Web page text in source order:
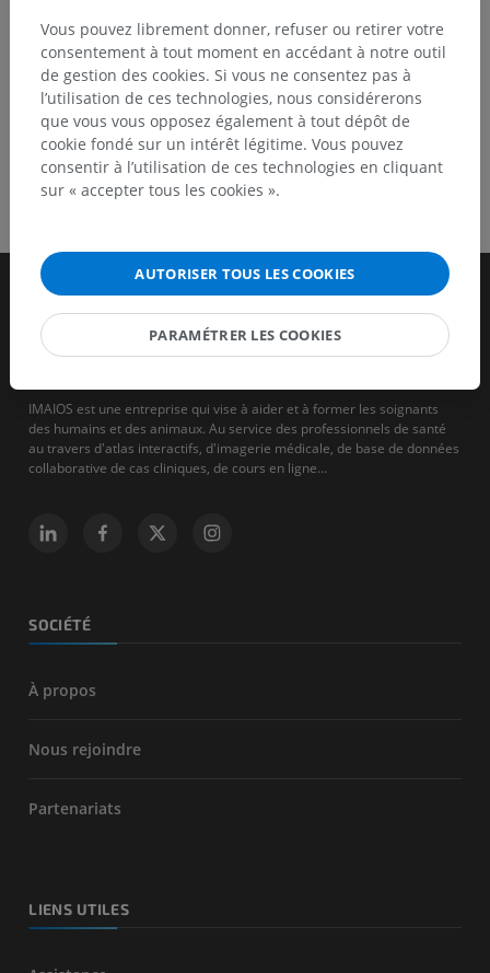
IMAIOS est une entreprise qui vise à aider et à former les soignants
des humains et des animaux. Au service des professionnels de santé
au travers d'atlas interactifs, d'imagerie médicale, de base de données
collaborative de cas cliniques, de cours en ligne...
SOCIÉTÉ
À propos
Nous rejoindre
Partenariats
LIENS UTILES
Vous pouvez librement donner, refuser ou retirer votre
consentement à tout moment en accédant à notre outil
de gestion des cookies. Si vous ne consentez pas à
l’utilisation de ces technologies, nous considérerons
que vous vous opposez également à tout dépôt de
cookie fondé sur un intérêt légitime. Vous pouvez
consentir à l’utilisation de ces technologies en cliquant
sur « accepter tous les cookies ».
AUTORISER TOUS LES COOKIES
PARAMÉTRER LES COOKIES